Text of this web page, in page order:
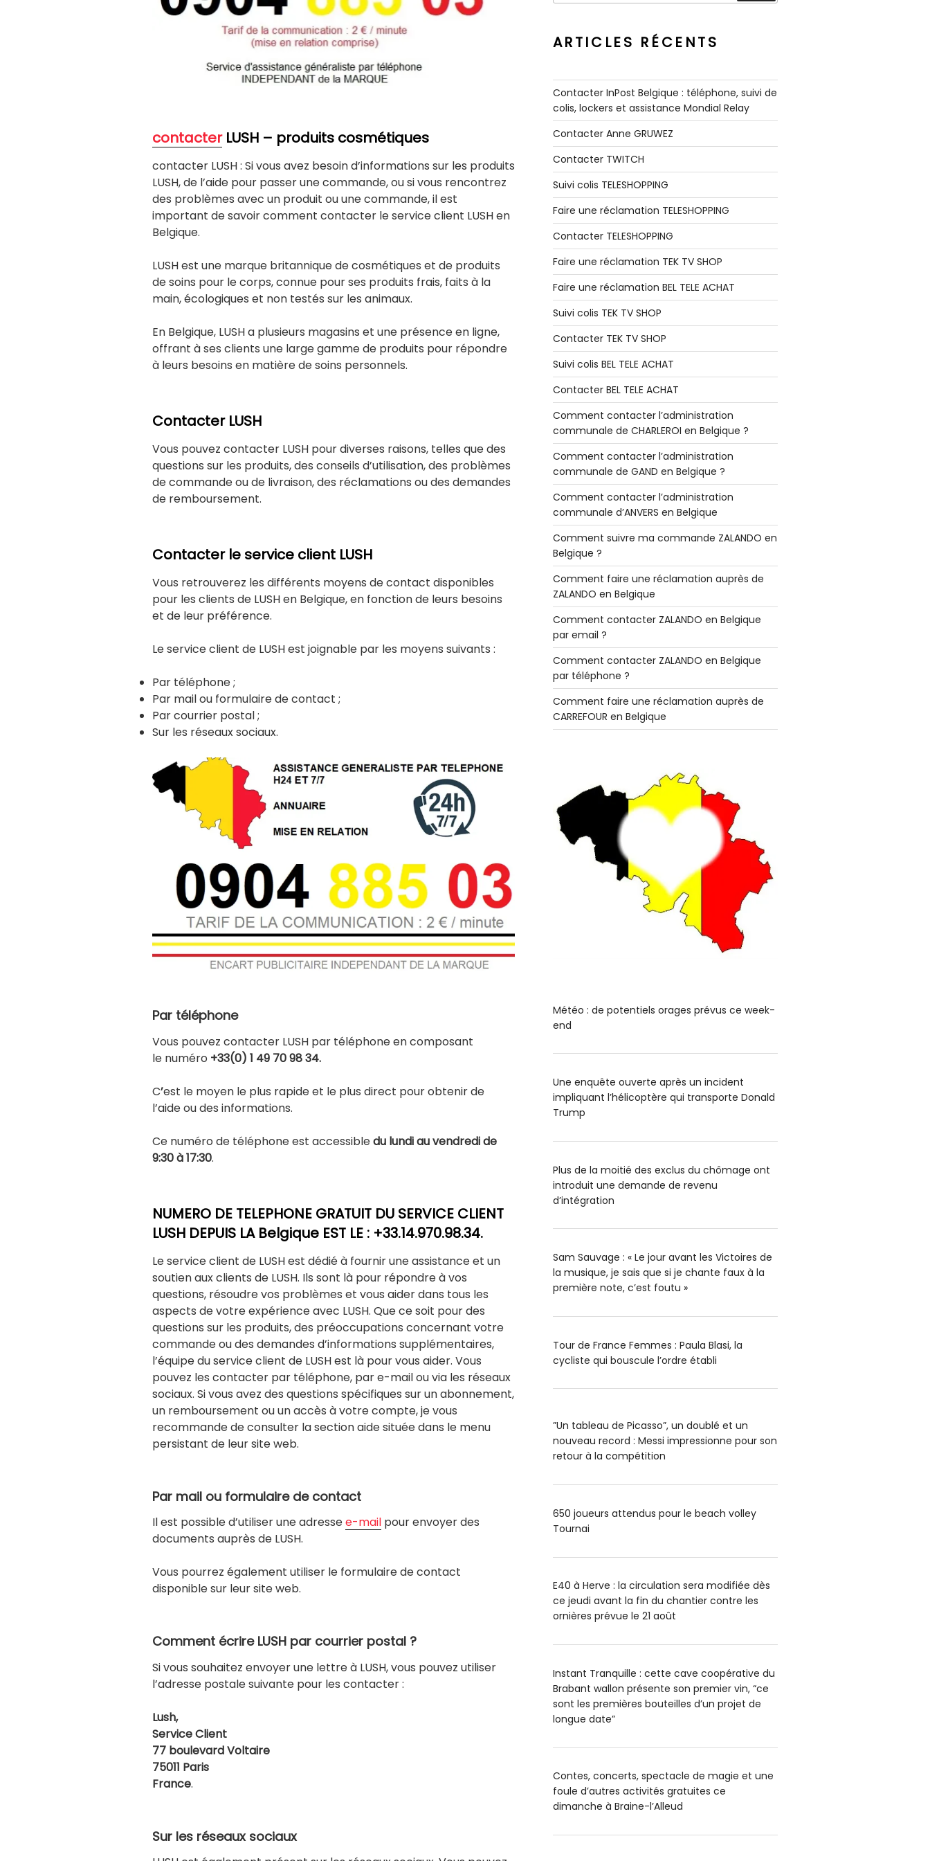
contacterLUSH – produits cosmétiques
contacter LUSH : Si vous avez besoin d’informations sur les produits
LUSH, de l’aide pour passer une commande, ou si vous rencontrez
des problèmes avec un produit ou une commande, il est
important de savoir comment contacter le service client LUSH en
Belgique.
LUSH est une marque britannique de cosmétiques et de produits
de soins pour le corps, connue pour ses produits frais, faits à la
main, écologiques et non testés sur les animaux.
En Belgique, LUSH a plusieurs magasins et une présence en ligne,
offrant à ses clients une large gamme de produits pour répondre
à leurs besoins en matière de soins personnels.
Contacter LUSH
Vous pouvez contacter LUSH pour diverses raisons, telles que des
questions sur les produits, des conseils d’utilisation, des problèmes
de commande ou de livraison, des réclamations ou des demandes
de remboursement.
Contacter le service client LUSH
Vous retrouverez les différents moyens de contact disponibles
pour les clients de LUSH en Belgique, en fonction de leurs besoins
et de leur préférence.
Le service client de LUSH est joignable par les moyens suivants :
Par téléphone ;
Par mail ou formulaire de contact ;
Par courrier postal ;
Sur les réseaux sociaux.
Par téléphone
Vous pouvez contacter LUSH par téléphone en composant
le numéro +33(0) 1 49 70 98 34.
C’est le moyen le plus rapide et le plus direct pour obtenir de
l’aide ou des informations.
Ce numéro de téléphone est accessibledu lundi au vendredi de
9:30 à 17:30.
NUMERO DE TELEPHONE GRATUIT DU SERVICE CLIENT
LUSH DEPUIS LA Belgique EST LE : +33.14.970.98.34.
Le service client de LUSH est dédié à fournir une assistance et un
soutien aux clients de LUSH. Ils sont là pour répondre à vos
questions, résoudre vos problèmes et vous aider dans tous les
aspects de votre expérience avec LUSH. Que ce soit pour des
questions sur les produits, des préoccupations concernant votre
commande ou des demandes d’informations supplémentaires,
l’équipe du service client de LUSH est là pour vous aider. Vous
pouvez les contacter par téléphone, par e-mail ou via les réseaux
sociaux. Si vous avez des questions spécifiques sur un abonnement,
un remboursement ou un accès à votre compte, je vous
recommande de consulter la section aide située dans le menu
persistant de leur site web.
Par mail ou formulaire de contact
Il est possible d’utiliser une adressee-mail pour envoyer des
documents auprès de LUSH.
Vous pourrez également utiliser le formulaire de contact
disponible sur leur site web.
Comment écrire LUSH par courrier postal ?
Si vous souhaitez envoyer une lettre à LUSH, vous pouvez utiliser
l’adresse postale suivante pour les contacter :
Lush,
Service Client
77 boulevard Voltaire
75011 Paris
France.
Sur les réseaux sociaux
:
ARTICLES RÉCENTS
Contacter InPost Belgique : téléphone, suivi de
colis, lockers et assistance Mondial Relay
Contacter Anne GRUWEZ
Contacter TWITCH
Suivi colis TELESHOPPING
Faire une réclamation TELESHOPPING
Contacter TELESHOPPING
Faire une réclamation TEK TV SHOP
Faire une réclamation BEL TELE ACHAT
Suivi colis TEK TV SHOP
Contacter TEK TV SHOP
Suivi colis BEL TELE ACHAT
Contacter BEL TELE ACHAT
Comment contacter l’administration
communale de CHARLEROI en Belgique ?
Comment contacter l’administration
communale de GAND en Belgique ?
Comment contacter l’administration
communale d’ANVERS en Belgique
Comment suivre ma commande ZALANDO en
Belgique ?
Comment faire une réclamation auprès de
ZALANDO en Belgique
Comment contacter ZALANDO en Belgique
par email ?
Comment contacter ZALANDO en Belgique
par téléphone ?
Comment faire une réclamation auprès de
CARREFOUR en Belgique
Météo : de potentiels orages prévus ce week-
end
Une enquête ouverte après un incident
impliquant l’hélicoptère qui transporte Donald
Trump
Plus de la moitié des exclus du chômage ont
introduit une demande de revenu
d’intégration
Sam Sauvage : « Le jour avant les Victoires de
la musique, je sais que si je chante faux à la
première note, c’est foutu »
Tour de France Femmes : Paula Blasi, la
cycliste qui bouscule l’ordre établi
”Un tableau de Picasso”, un doublé et un
nouveau record : Messi impressionne pour son
retour à la compétition
650 joueurs attendus pour le beach volley
Tournai
E40 à Herve : la circulation sera modifiée dès
ce jeudi avant la fin du chantier contre les
ornières prévue le 21 août
Instant Tranquille : cette cave coopérative du
Brabant wallon présente son premier vin, “ce
sont les premières bouteilles d’un projet de
longue date”
Contes, concerts, spectacle de magie et une
foule d’autres activités gratuites ce
dimanche à Braine-l’Alleud